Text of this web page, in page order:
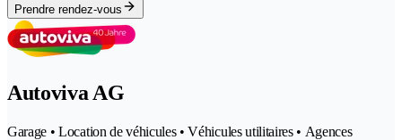
Prendre rendez-vous
Autoviva AG
Garage • Location de véhicules • Véhicules utilitaires • Agences